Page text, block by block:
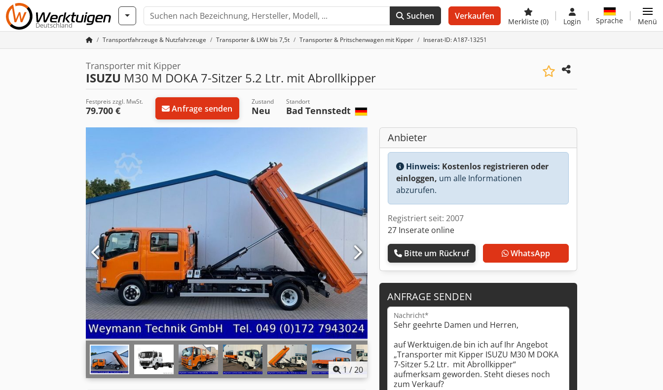
Deutschland
Suchen Verkaufen
Merkliste (0) Login Sprache Menü
Transportfahrzeuge & Nutzfahrzeuge Transporter & LKW bis 7,5t Transporter & Pritschenwagen mit Kipper Inserat-ID: A187-13251
Transporter mit Kipper
ISUZU M30 M DOKA 7-Sitzer 5.2 Ltr. mit Abrollkipper
Festpreis zzgl. MwSt.
79.700 € Anfrage senden
Zustand
Neu
Standort
Bad Tennstedt
1 /20
Anbieter
Hinweis: Kostenlos registrieren oder
einloggen, um alle Informationen
abzurufen.
Registriert seit: 2007
27 Inserate online
Bitte um Rückruf WhatsApp
ANFRAGE SENDEN
Nachricht*